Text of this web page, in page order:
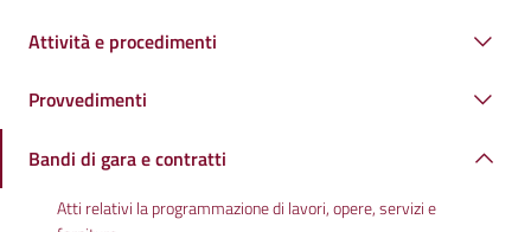
Attività e procedimenti
Provvedimenti
Bandi di gara e contratti
Atti relativi la programmazione di lavori, opere, servizi e